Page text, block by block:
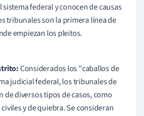
federal y conocen de causas
tribunales son la primera línea de
empiezan los pleitos.
Considerados los "caballos de
judicial federal, los tribunales de
de diversos tipos de casos, como
y de quiebra. Se consideran